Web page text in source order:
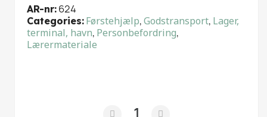
AR-nr 624
Categories Førstehjælp,Godstransport, Lager,
terminal, havn, Personbefordring,
Lærermateriale